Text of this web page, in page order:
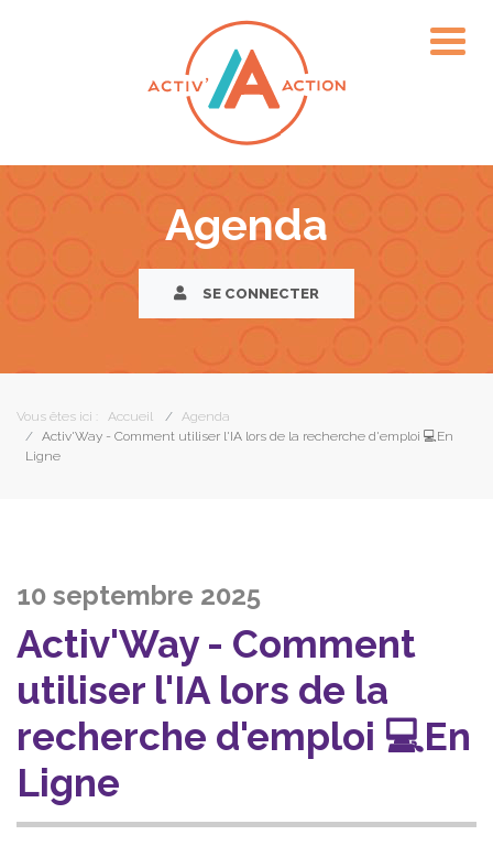
Agenda
SE CONNECTER
Vous êtes ici : Accueil
Agenda
Activ'Way - Comment utiliser l'IA lors de la recherche d'emploi 💻En
Ligne
10 septembre 2025
Activ'Way - Comment
utiliser l'IA lors de la
recherche d'emploi 💻En
Ligne